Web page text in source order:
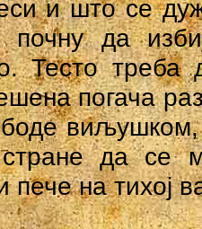
и што се
почну да
Тесто
погача
виљушком,
да се
пече на тихој